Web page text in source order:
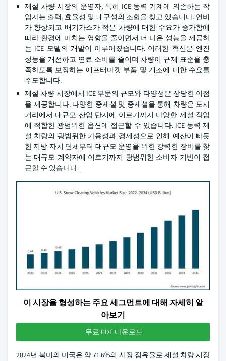
제설 차량 시장의 운영자, 특히 ICE 동력 기계에 의존하는 작
업자는 출력, 효율성 및 내구성의 조합을 찾고 있습니다. 연비
가 향상되고 배기가스가 적은 차량에 대한 수요가 증가함에
따라 환경에 미치는 영향을 줄이면서 더 나은 성능을 제공하
는 ICE 모델의 개발이 이루어졌습니다. 이러한 혁신은 엔진
성능을 개선하고 연료 소비를 줄이며 차량이 규제 표준을 충
족하도록 보장하는 애프터마켓 부품 및 개조에 대한 수요를
주도합니다.
제설 차량 시장에서 ICE 부문의 규모와 다양성은 상당한 이점
을 제공합니다. 다양한 중제설 및 중제설을 통해 차량은 도시
거리에서 대규모 산업 단지에 이르기까지 다양한 제설 작업
에 적합한 광범위한 옵션에 접근할 수 있습니다. ICE 동력 제
설 차량의 광범위한 가용성과 경제성으로 인해 예산이 빠듯
한 지방 자치 단체부터 대규모 운영을 위한 강력한 장비를 찾
는 대규모 계약자에 이르기까지 광범위한 소비자 기반이 접
근할 수 있습니다.
이 시장을 형성하는 주요 세그먼트에 대해 자세히 알
아보기
무료 PDF 다운로드
2024년 북미의 미국은 약 71.6%의 시장 점유율로 제설 차량 시장